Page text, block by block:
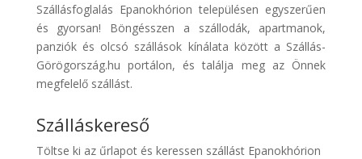
Discover
Cars
Transzfer
Kiwi
Taxi
Szállásfoglalás Epanokhórion településen egyszerűen
és gyorsan! Böngésszen a szállodák, apartmanok,
panziók és olcsó szállások kínálata között a Szállás-
Görögország.hu portálon, és találja meg az Önnek
megfelelő szállást.
Szálláskereső
Töltse ki az űrlapot és keressen szállást Epanokhórion